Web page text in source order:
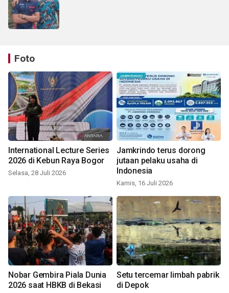
Foto
International Lecture Series
2026 di Kebun Raya Bogor
Selasa, 28 Juli 2026
Jamkrindo terus dorong
jutaan pelaku usaha di
Indonesia
Kamis, 16 Juli 2026
Nobar Gembira Piala Dunia
2026 saat HBKB di Bekasi
Setu tercemar limbah pabrik
di Depok